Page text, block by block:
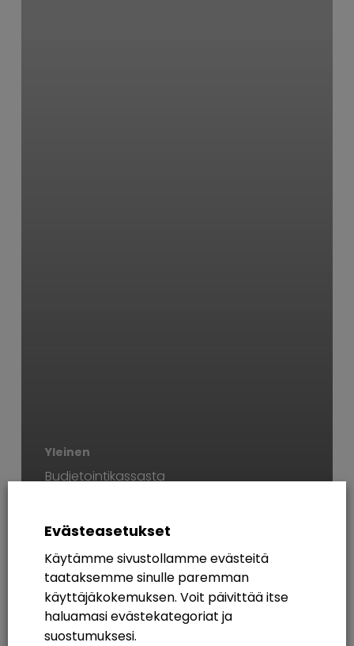
Yleinen
Budjetointikassasta
AVAINSANAT
365 Azure AD Breakout Rooms Digikuu
Etätyö Etätyöskentely
Evästeasetukset
Käytämme sivustollamme evästeitä
taataksemme sinulle paremman
käyttäjäkokemuksen. Voit päivittää itse
haluamasi evästekategoriat ja
suostumuksesi.